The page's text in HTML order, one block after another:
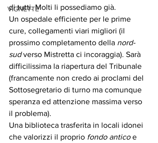
VIGNETTE
di tutti. Molti li possediamo già.
Un ospedale efficiente per le prime
cure, collegamenti viari migliori (il
prossimo completamento della nord-
sud verso Mistretta ci incoraggia). Sarà
difficilissima la riapertura del Tribunale
(francamente non credo ai proclami del
Sottosegretario di turno ma comunque
speranza ed attenzione massima verso
il problema).
Una biblioteca trasferita in locali idonei
che valorizzi il proprio fondo antico e